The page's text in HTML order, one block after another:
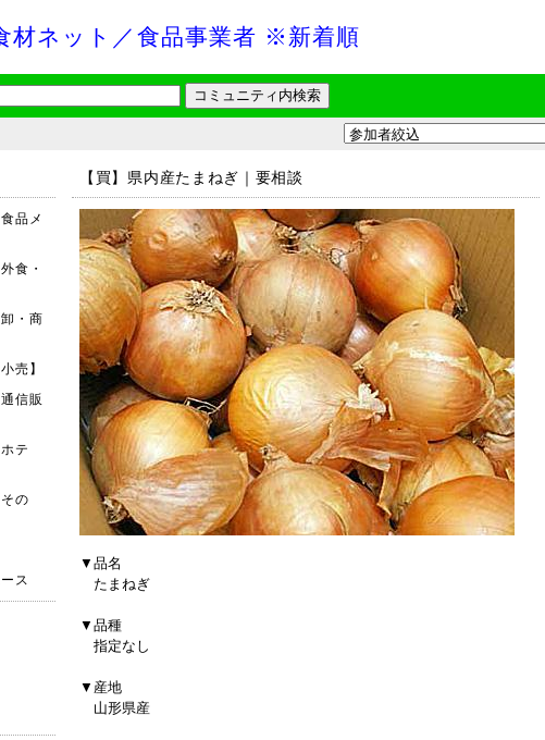
材ネット／食品事業者 ※新着順
品メ
食・
・商
売】
信販
テ
の
ス
【買】県内産たまねぎ｜要相談
▼品名
たまねぎ
▼品種
指定なし
▼産地
山形県産